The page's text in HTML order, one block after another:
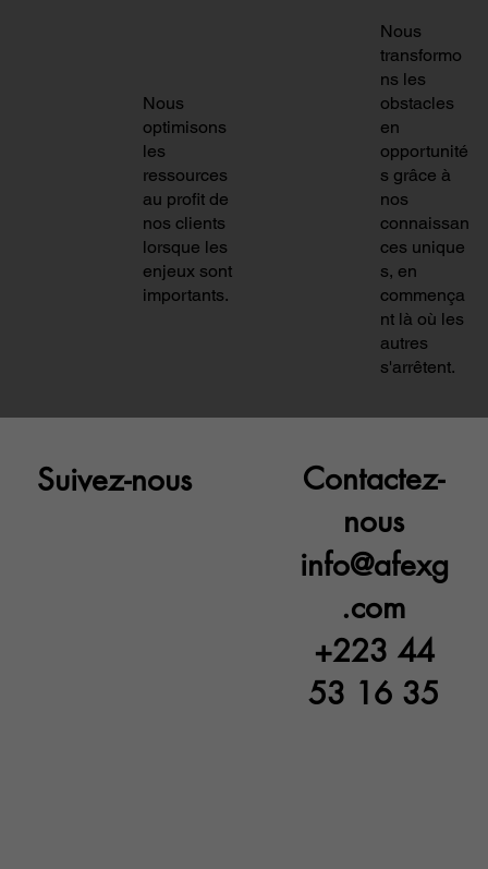
Associé
Nous
transformo
ns les
obstacles
en
opportunité
s grâce à
nos
connaissan
ces unique
s, en
commença
nt là où les
autres
s'arrêtent.
Nous
optimisons
les
ressources
au profit de
nos clients
lorsque les
enjeux sont
importants.
Suivez-nous
Contactez-
nous
info@afexg
.com
+223 44
53 16 35